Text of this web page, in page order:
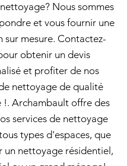
Nous sommes
et vous fournir une
sur mesure. Contactez-
obtenir un devis
et profiter de nos
nettoyage de qualité
!. Archambault offre des
services de nettoyage
types d'espaces, que
un nettoyage résidentiel,